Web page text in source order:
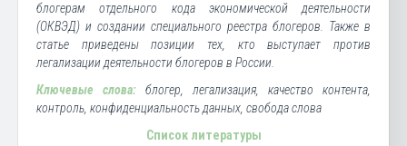
блогерам отдельного кода экономической деятельности
(ОКВЭД) и создании специального реестра блогеров. Также в
статье приведены позиции тех, кто выступает против
легализации деятельности блогеров в России.
Ключевые слова: блогер, легализация, качество контента,
контроль, конфиденциальность данных, свобода слова
Список литературы